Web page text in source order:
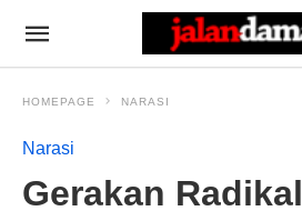
HOMEPAGE NARASI
Narasi
Gerakan Radikal